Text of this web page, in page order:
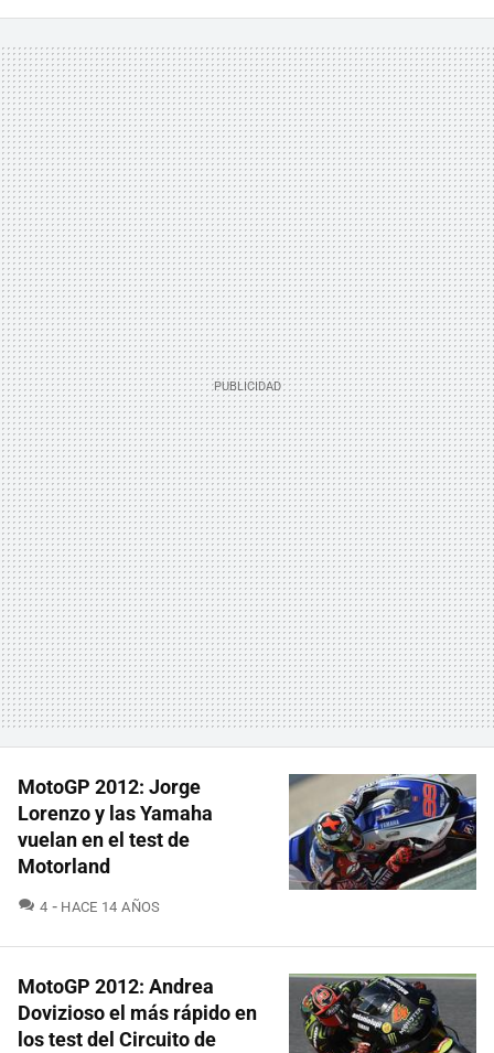
MotoGP 2012: Jorge
Lorenzo y las Yamaha
vuelan en el test de
Motorland
4 COMENTARIOS
HACE 14 AÑOS
MotoGP 2012: Andrea
Dovizioso el más rápido en
los test del Circuito de